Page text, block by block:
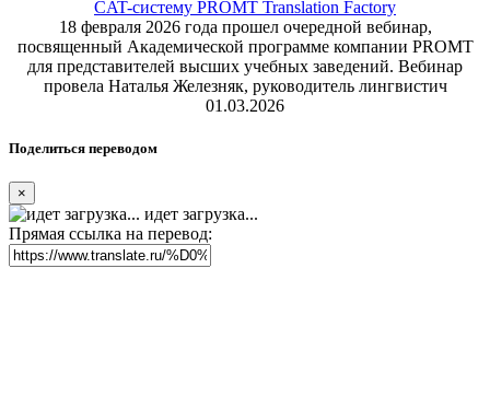
CAT-систему PROMT Translation Factory
18 февраля 2026 года прошел очередной вебинар,
посвященный Академической программе компании PROMT
для представителей высших учебных заведений. Вебинар
провела Наталья Железняк, руководитель лингвистич
01.03.2026
Поделиться переводом
×
идет загрузка...
Прямая ссылка на перевод: